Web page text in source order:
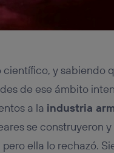
y sabiendo
de ese ámbito
a la industria
se construyeron
ella lo rechazó.